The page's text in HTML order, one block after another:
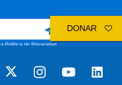
Política de Privacidad
DONAR